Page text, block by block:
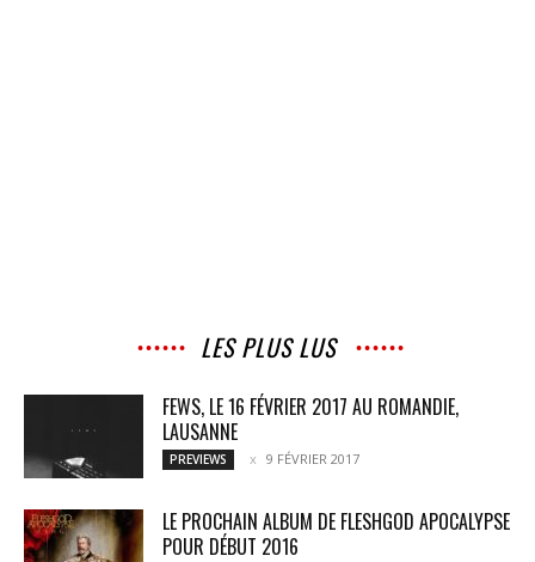
LES PLUS LUS
FEWS, LE 16 FÉVRIER 2017 AU ROMANDIE,
LAUSANNE
PREVIEWS 9 FÉVRIER 2017
LE PROCHAIN ALBUM DE FLESHGOD APOCALYPSE
POUR DÉBUT 2016